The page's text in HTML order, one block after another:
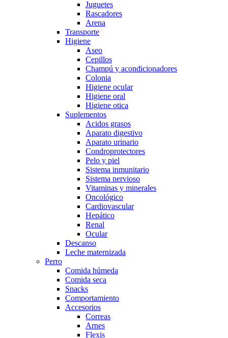
Juguetes
Rascadores
Arena
Transporte
Higiene
Aseo
Cepillos
Champú y acondicionadores
Colonia
Higiene ocular
Higiene oral
Higiene otica
Suplementos
Acidos grasos
Aparato digestivo
Aparato urinario
Condroprotectores
Pelo y piel
Sistema inmunitario
Sistema nervioso
Vitaminas y minerales
Oncológico
Cardiovascular
Hepático
Renal
Ocular
Descanso
Leche maternizada
Perro
Comida húmeda
Comida seca
Snacks
Comportamiento
Accesorios
Correas
Arnes
Flexis